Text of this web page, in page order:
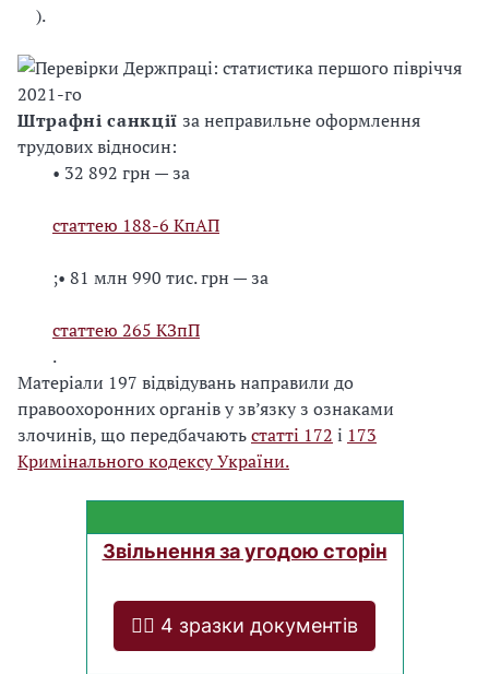
).
Штрафні санкції за неправильне оформлення
трудових відносин:
• 32 892 грн — за
статтею 188-6 КпАП
;• 81 млн 990 тис. грн — за
статтею 265 КЗпП
.
Матеріали 197 відвідувань направили до
правоохоронних органів у зв’язку з ознаками
злочинів, що передбачаютьстатті 172 і 173
Кримінального кодексу України.
Звільнення за угодою сторін
❤️‍🔥 4 зразки документів